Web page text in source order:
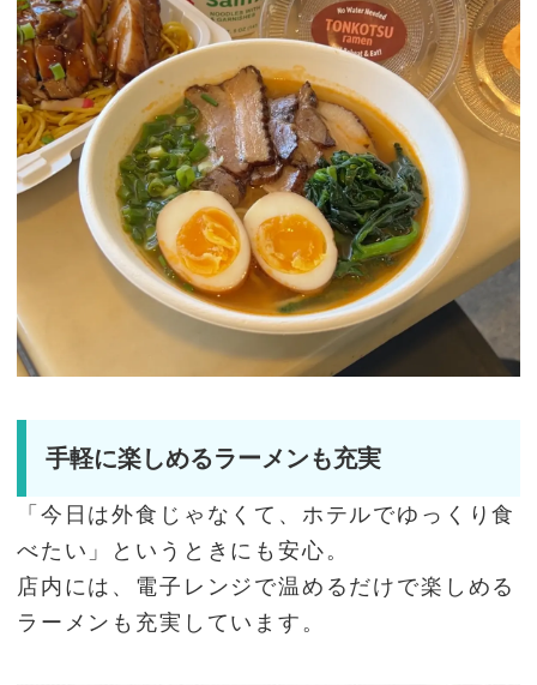
手軽に楽しめるラーメンも充実
「今日は外食じゃなくて、ホテルでゆっくり食
べたい」というときにも安心。
店内には、電子レンジで温めるだけで楽しめる
ラーメンも充実しています。